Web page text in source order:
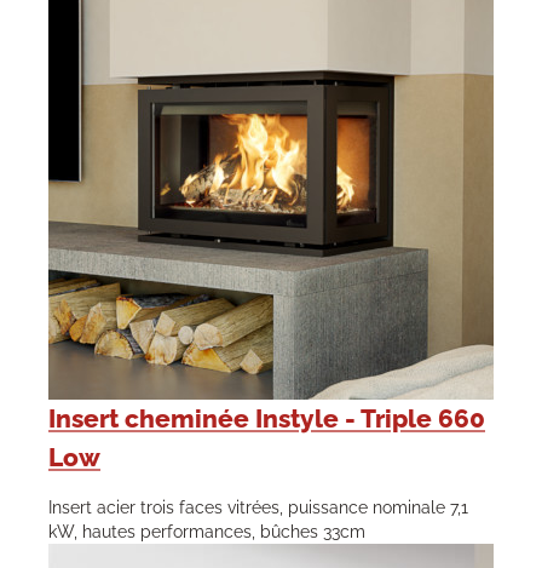
Insert cheminée Instyle - Triple 660
Low
Insert acier trois faces vitrées, puissance nominale 7,1
kW, hautes performances, bûches 33cm